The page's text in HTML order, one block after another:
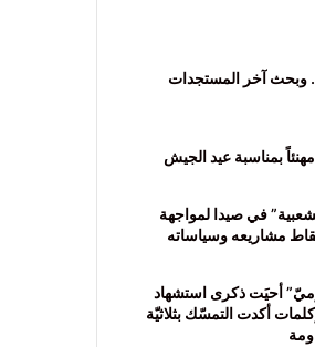
وبحث آخر المستجدات
بمناسبة عيد الجيش
في صيدا لمواجهة
مشاريعه وسياساته
أحيَت ذكرى استشهاد
أكدت التمسّك بثلاثيّة